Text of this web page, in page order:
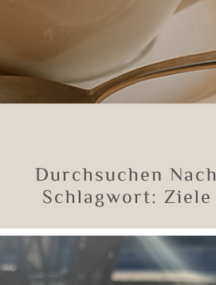
Durchsuchen Nach
Schlagwort: Ziele